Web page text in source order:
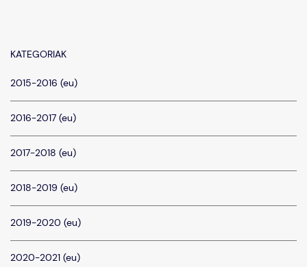
KATEGORIAK
2015-2016 (eu)
2016-2017 (eu)
2017-2018 (eu)
2018-2019 (eu)
2019-2020 (eu)
2020-2021 (eu)